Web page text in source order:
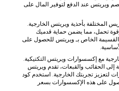
ويريتس عند الدفع لتوفير المال على
المختلفة بأحذية ويريتس الخارجية.
وقوة تحمل، مما يضمن حماية قدميك
القسيمة الخاص بـ ويريتس للحصول على
مع إكسسوارات ويريتس التكتيكية.
إلى الحقائب والقبعات، تقدم ويريتس
لتعزيز تجربتك الخارجية. استخدم كود
على هذه الإكسسوارات بسعر